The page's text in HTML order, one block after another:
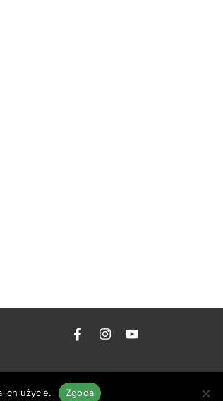
ich użycie. Zgoda